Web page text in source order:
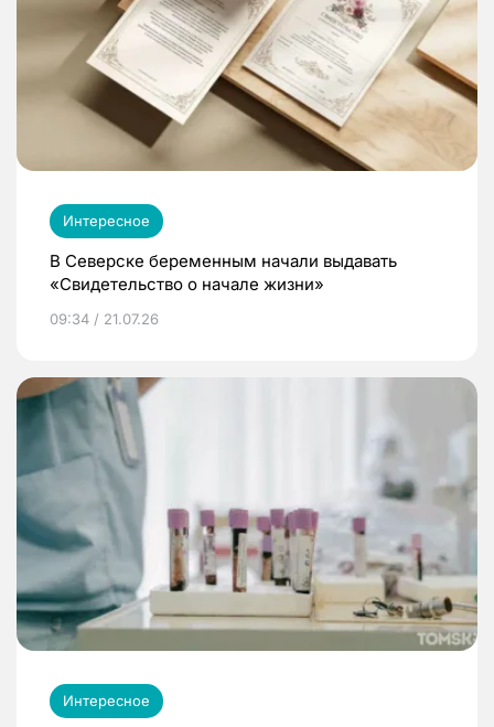
Интересное
В Северске беременным начали выдавать
«Свидетельство о начале жизни»
09:34 / 21.07.26
Интересное